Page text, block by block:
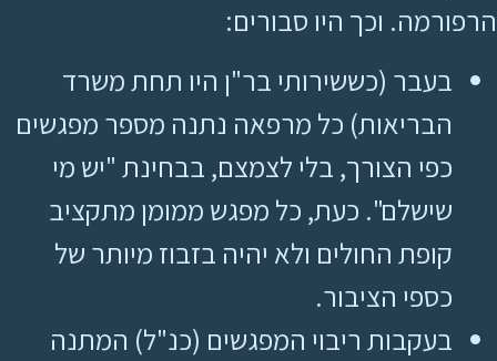
הרפורמה. וכך היו סבורים:
בעבר (כששירותי בר"ן היו תחת משרד
הבריאות) כל מרפאה נתנה מספר מפגשים
כפי הצורך, בלי לצמצם, בבחינת "יש מי
שישלם". כעת, כל מפגש ממומן מתקציב
קופת החולים ולא יהיה בזבוז מיותר של
כספי הציבור.
בעקבות ריבוי המפגשים (כנ"ל) המתנה